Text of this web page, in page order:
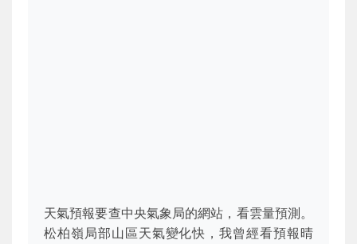
天氣預報要查中央氣象局的網站，看雲量預測。
松柏嶺局部山區天氣變化快，我曾經看預報晴